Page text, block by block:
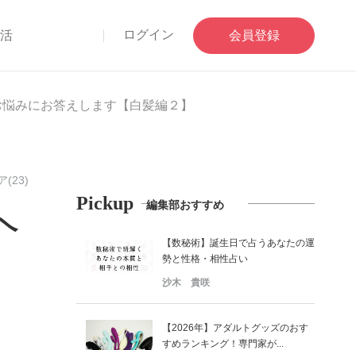
ログイン 会員登録
みにお答えします【白髪編２】
(23)
Pickup 編集部おすすめ
【数秘術】誕生日で占うあなたの運
勢と性格・相性占い
沙木 貴咲
【2026年】アダルトグッズのおす
すめランキング！専門家が...